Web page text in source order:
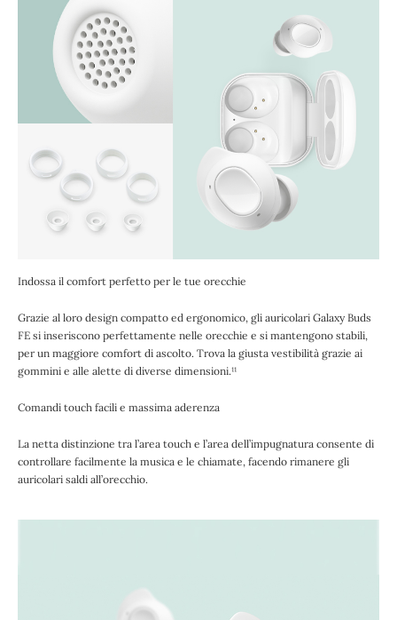
Indossa il comfort perfetto per le tue orecchie
Grazie al loro design compatto ed ergonomico, gli auricolari Galaxy Buds
FE si inseriscono perfettamente nelle orecchie e si mantengono stabili,
per un maggiore comfort di ascolto. Trova la giusta vestibilità grazie ai
gommini e alle alette di diverse dimensioni.¹¹
Comandi touch facili e massima aderenza
La netta distinzione tra l’area touch e l’area dell’impugnatura consente di
controllare facilmente la musica e le chiamate, facendo rimanere gli
auricolari saldi all’orecchio.